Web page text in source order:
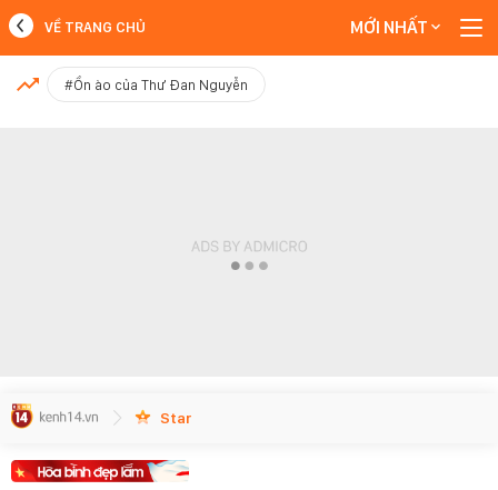
MỚI NHẤT
VỀ TRANG CHỦ MỚI NHẤT
#Ồn ào của Thư Đan Nguyễn
Star